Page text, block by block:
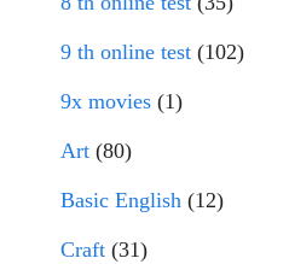
9 th online test (102)
9x movies (1)
Art (80)
Basic English (12)
Craft (31)